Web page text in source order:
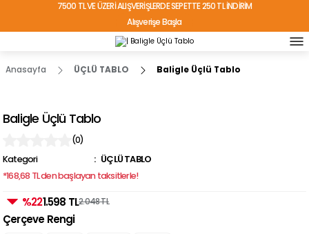
7500 TL VE ÜZERİ ALIŞVERİŞLERDE SEPETTE 250 TL İNDİRİM
Alışverişe Başla
TÜRKİYE'NİN HER YERİNE ÜCRETSİZ KARGO!
Anasayfa ÜÇLÜ TABLO Baligle Üçlü Tablo
Baligle Üçlü Tablo
(0)
Kategori
ÜÇLÜ TABLO
*168,68 TL den başlayan taksitlerle!
%221.598 TL2.048 TL
Çerçeve Rengi